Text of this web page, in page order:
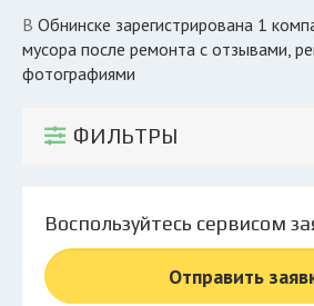
Компании
КОМПАНИЯМ
© 2026 Все права защищены
в Обнинске зарегистрирована 1 компания по вывозу
мусора после ремонта с отзывами,
фотографиями
ФИЛЬТРЫ
Воспользуйтесь сервисом
Отправить